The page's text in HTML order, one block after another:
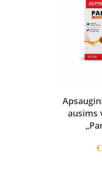
ausims
€